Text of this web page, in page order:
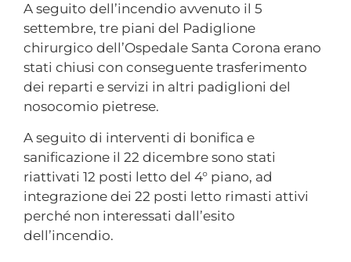
A seguito dell’incendio avvenuto il 5
settembre, tre piani del Padiglione
chirurgico dell’Ospedale Santa Corona erano
stati chiusi con conseguente trasferimento
dei reparti e servizi in altri padiglioni del
nosocomio pietrese.
A seguito di interventi di bonifica e
sanificazione il 22 dicembre sono stati
riattivati 12 posti letto del 4° piano, ad
integrazione dei 22 posti letto rimasti attivi
perché non interessati dall’esito
dell’incendio.